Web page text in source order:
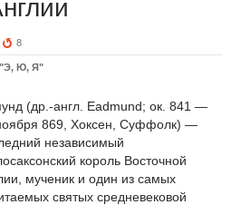
8
"Э, Ю, Я"
(др.-англ. Eadmund; ок. 841 —
869, Хоксен, Суффолк) —
независимый
король Восточной
мученик и один из самых
святых средневековой